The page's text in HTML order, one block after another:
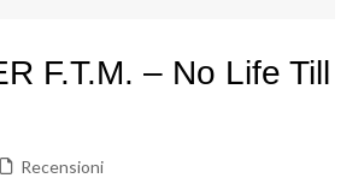
F.T.M. – No Life Till
Recensioni